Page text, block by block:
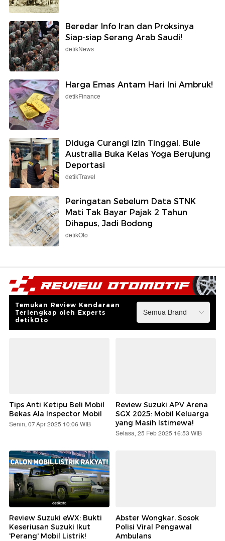
Beredar Info Iran dan Proksinya
Siap-siap Serang Arab Saudi!
detikNews
Harga Emas Antam Hari Ini Ambruk!
detikFinance
Diduga Curangi Izin Tinggal, Bule
Australia Buka Kelas Yoga Berujung
Deportasi
detikTravel
Peringatan Sebelum Data STNK
Mati Tak Bayar Pajak 2 Tahun
Dihapus, Jadi Bodong
detikOto
Temukan Review Kendaraan
Terlengkap oleh Experts
detikOto
Tips Anti Ketipu Beli Mobil
Bekas Ala Inspector Mobil
Senin, 07 Apr 2025 10:06 WIB
Review Suzuki APV Arena
SGX 2025: Mobil Keluarga
yang Masih Istimewa!
Selasa, 25 Feb 2025 16:53 WIB
Review Suzuki eWX: Bukti
Keseriusan Suzuki Ikut
'Perang' Mobil Listrik!
Abster Wongkar, Sosok
Polisi Viral Pengawal
Ambulans